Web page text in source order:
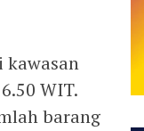
kawasan
WIT.
barang